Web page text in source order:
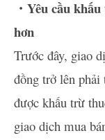
・Yêu cầu
hơn
Trước đây, giao
đồng trở lên phải
được khấu trừ
giao dịch mua